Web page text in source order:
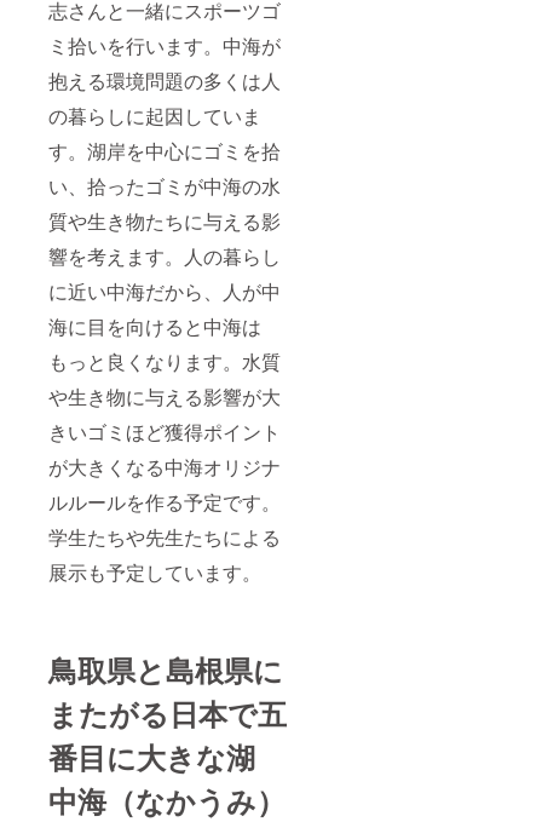
志さんと一緒にスポーツゴ
ミ拾いを行います。中海が
抱える環境問題の多くは人
の暮らしに起因していま
す。湖岸を中心にゴミを拾
い、拾ったゴミが中海の水
質や生き物たちに与える影
響を考えます。人の暮らし
に近い中海だから、人が中
海に目を向けると中海は
もっと良くなります。水質
や生き物に与える影響が大
きいゴミほど獲得ポイント
が大きくなる中海オリジナ
ルルールを作る予定です。
学生たちや先生たちによる
展示も予定しています。
鳥取県と島根県に
またがる日本で五
番目に大きな湖
中海（なかうみ）